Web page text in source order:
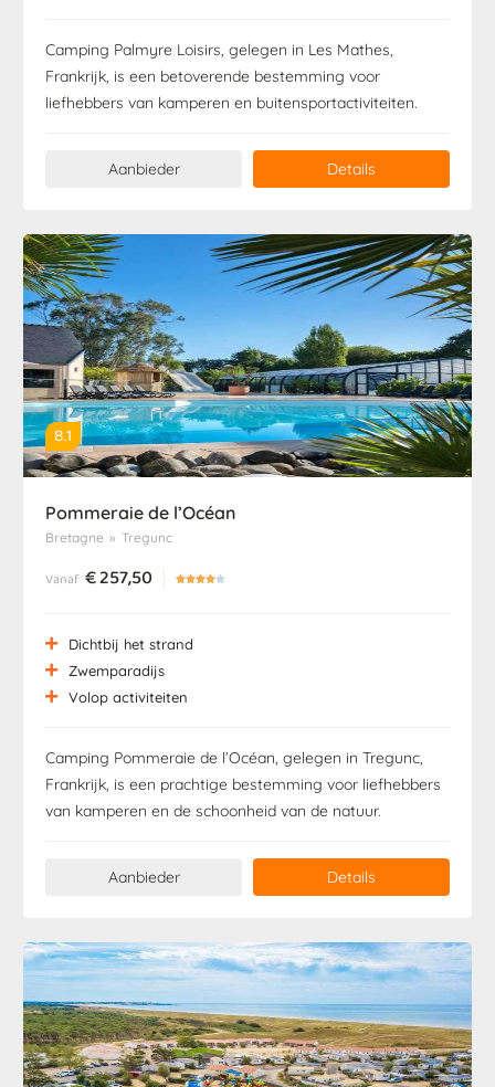
Camping Palmyre Loisirs, gelegen in Les Mathes,
Frankrijk, is een betoverende bestemming voor
liefhebbers van kamperen en buitensportactiviteiten.
Aanbieder Details
8.1
Pommeraie de l’Océan
Bretagne » Tregunc
Vanaf €257,50 
Dichtbij het strand
Zwemparadijs
Volop activiteiten
Camping Pommeraie de l’Océan, gelegen in Tregunc,
Frankrijk, is een prachtige bestemming voor liefhebbers
van kamperen en de schoonheid van de natuur.
Aanbieder Details